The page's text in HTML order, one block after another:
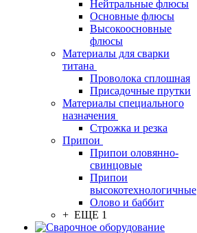
Нейтральные флюсы
Основные флюсы
Высокоосновные
флюсы
Материалы для сварки
титана
Проволока сплошная
Присадочные прутки
Материалы специального
назначения
Строжка и резка
Припои
Припои оловянно-
свинцовые
Припои
высокотехнологичные
Олово и баббит
+ ЕЩЕ 1